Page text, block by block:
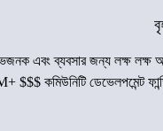
এবং ব্যবসার জন্য লক্ষ লক্ষ
$$$ কমিউনিটি ডেভেলপমেন্ট